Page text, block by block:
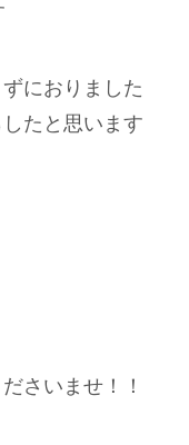
におりました
たと思います
さいませ！！